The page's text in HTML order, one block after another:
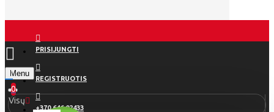
PRISIJUNGTI
REGISTRUOTIS
+370 646 02433
Menu
0
Visų